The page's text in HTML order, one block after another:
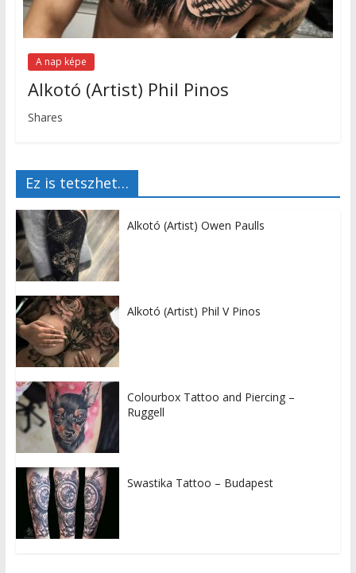
A nap képe
Alkotó (Artist) Phil Pinos
Shares
Ez is tetszhet…
Alkotó (Artist) Owen Paulls
Alkotó (Artist) Phil V Pinos
Colourbox Tattoo and Piercing –
Ruggell
Swastika Tattoo – Budapest